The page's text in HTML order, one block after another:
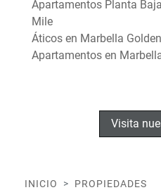
Apartamentos Planta
Mile
Áticos en Marbella
Apartamentos en
Visita
INICIO
PROPIEDADES